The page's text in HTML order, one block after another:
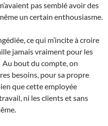
pas semblé avoir des
un certain enthousiasme.
ce qui m’incite à croire
jamais vraiment pour les
Au bout du compte, on
besoins, pour sa propre
que cette employée
ni les clients et sans